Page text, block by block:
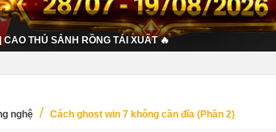
THỦ SẢNH RỒNG TÁI XUẤT 🔥
nghệ Cách ghost win 7 không cần đĩa (Phần 2)